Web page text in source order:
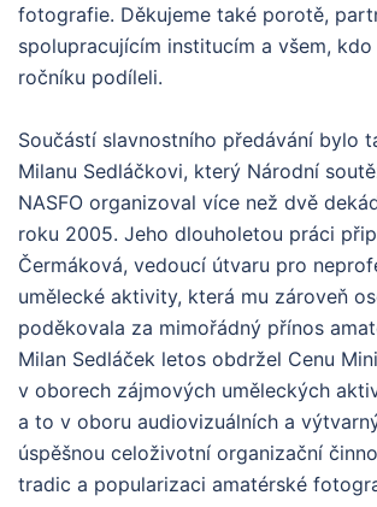
fotografie. Děkujeme také porotě,
spolupracujícím institucím a všem, kdo
ročníku podíleli.
Součástí slavnostního předávání bylo
Milanu Sedláčkovi, který Národní
NASFO organizoval více než dvě
roku 2005. Jeho dlouholetou práci
Čermáková, vedoucí útvaru pro
umělecké aktivity, která mu zároveň
poděkovala za mimořádný přínos
Milan Sedláček letos obdržel Cenu
v oborech zájmových uměleckých
a to v oboru audiovizuálních a
úspěšnou celoživotní organizační
tradic a popularizaci amatérské